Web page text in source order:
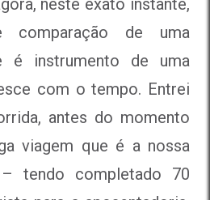
neste exato instante,
comparação de uma
é instrumento de uma
com o tempo. Entrei
antes do momento
viagem que é a nossa
tendo completado 70